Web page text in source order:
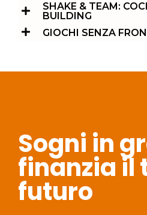
SHAKE & TEAM:
BUILDING
GIOCHI SENZA
Sogni in
finanzia il
futuro